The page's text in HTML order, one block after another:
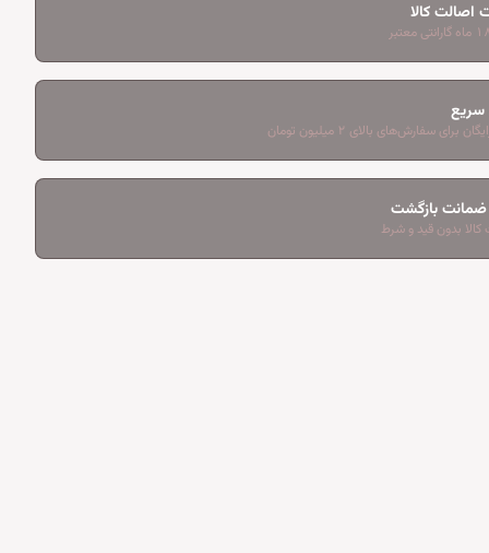
اصالت کالا
سریع
برای سفارش‌های بالای ۲ میلیون تومان
کالا بدون قید و شرط